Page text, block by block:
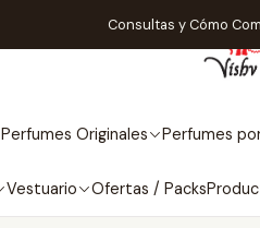
Perfumes Originales Perfumes
Vestuario Ofertas / Packs
Consultas y Cómo